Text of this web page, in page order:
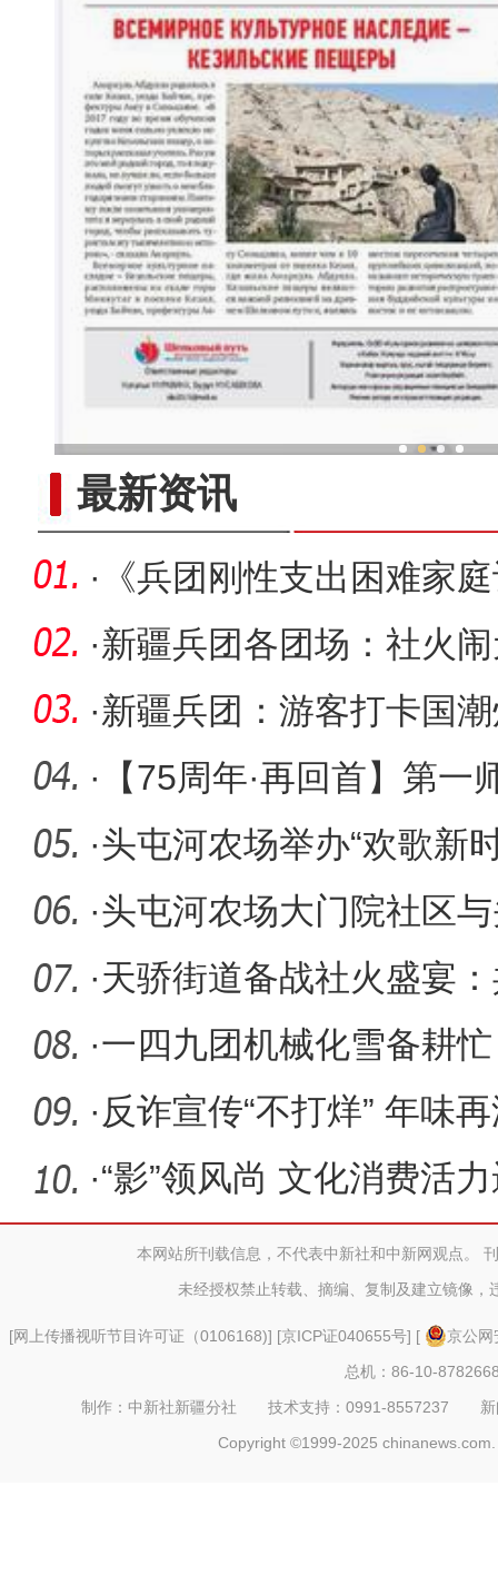
最新资讯
·
《兵团刚性支出困难家
行）》印
·新疆兵团各团场：社火
·新疆兵团：游客打卡国
·
【75周年·再回首】第
病理29
·头屯河农场举办“欢歌新
火闹
·头屯河农场大门院社区
签订共联
·天骄街道备战社火盛宴
元宵佳节
·一四九团机械化雪备耕忙
· 反诈宣传“不打烊” 年味
·“影”领风尚 文化消费活
本网站所刊载信息，不代表中新社和中新网观点。
未经授权禁止转载、摘编、复制及建立镜像，
[网上传播视听节目许可证（0106168)] [京ICP证040655号] [
京公
总机：86-10-
制作：中新社新疆分社 技术支持：0991-8557237
Copyright ©1999-2025